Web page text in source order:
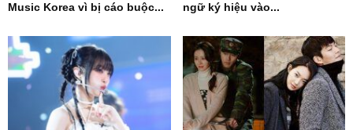
Music Korea vì bị cáo buộc...
ngữ ký hiệu vào...